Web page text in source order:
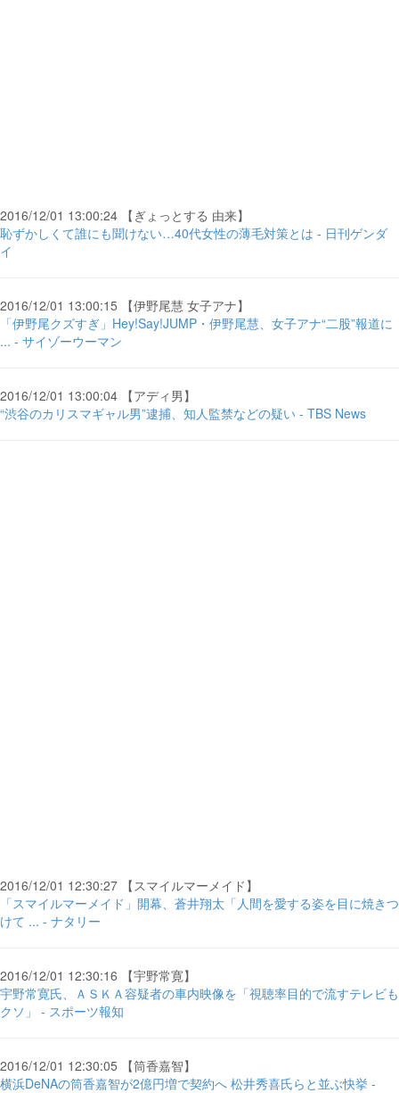
2016/12/01 13:00:24 【ぎょっとする 由来】
恥ずかしくて誰にも聞けない…40代女性の薄毛対策とは - 日刊ゲンダ
イ
2016/12/01 13:00:15 【伊野尾慧 女子アナ】
「伊野尾クズすぎ」Hey!Say!JUMP・伊野尾慧、女子アナ“二股”報道に
... - サイゾーウーマン
2016/12/01 13:00:04 【アディ男】
“渋谷のカリスマギャル男”逮捕、知人監禁などの疑い - TBS News
2016/12/01 12:30:27 【スマイルマーメイド】
「スマイルマーメイド」開幕、蒼井翔太「人間を愛する姿を目に焼きつ
けて ... - ナタリー
2016/12/01 12:30:16 【宇野常寛】
宇野常寛氏、ＡＳＫＡ容疑者の車内映像を「視聴率目的で流すテレビも
クソ」 - スポーツ報知
2016/12/01 12:30:05 【筒香嘉智】
横浜DeNAの筒香嘉智が2億円増で契約へ 松井秀喜氏らと並ぶ快挙 -